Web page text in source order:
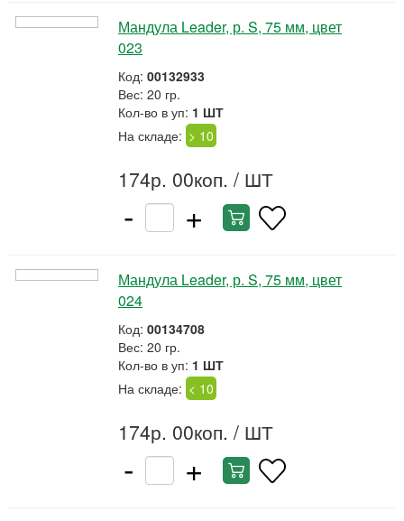
Мандула Leader, р. S, 75 мм, цвет
023
Код: 00132933
Вес: 20 гр.
Кол-во в уп: 1 ШТ
На складе: > 10
174р. 00коп. / ШТ
- +
Мандула Leader, р. S, 75 мм, цвет
024
Код: 00134708
Вес: 20 гр.
Кол-во в уп: 1 ШТ
На складе: < 10
174р. 00коп. / ШТ
- +